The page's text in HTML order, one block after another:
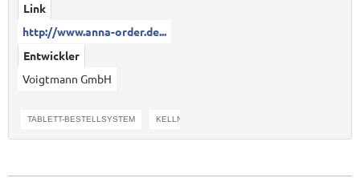
Link
http://www.anna-order.de...
Entwickler
Voigtmann GmbH
TABLETT-BESTELLSYSTEM KELLNERHANDY